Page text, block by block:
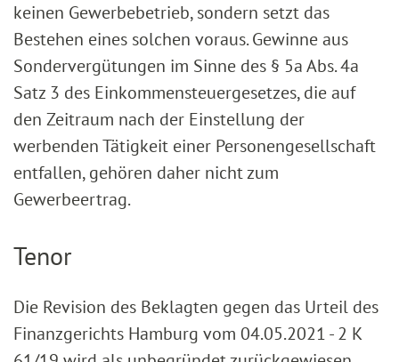
keinen Gewerbebetrieb, sondern setzt das
Bestehen eines solchen voraus. Gewinne aus
Sondervergütungen im Sinne des § 5a Abs. 4a
Satz 3 des Einkommensteuergesetzes, die auf
den Zeitraum nach der Einstellung der
werbenden Tätigkeit einer Personengesellschaft
entfallen, gehören daher nicht zum
Gewerbeertrag.
Tenor
Die Revision des Beklagten gegen das Urteil des
Finanzgerichts Hamburg vom 04.05.2021 - 2 K